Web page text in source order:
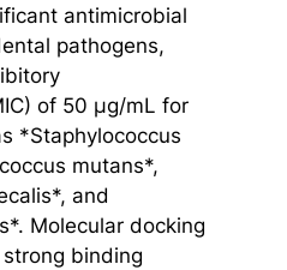
antimicrobial
pathogens,
of 50 µg/mL for
*Staphylococcus
mutans*,
and
Molecular docking
binding